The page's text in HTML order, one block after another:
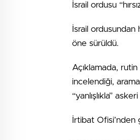
İsrail ordusu
İsrail ordusundan
öne sürüldü.
Açıklamada,
incelendiği,
“yanlışlıkla”
İrtibat Ofisi’nden